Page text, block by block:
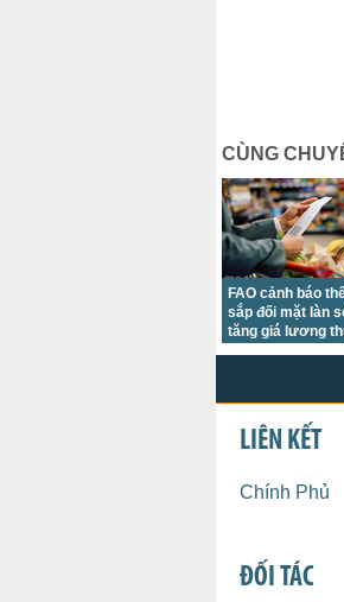
CÙNG
FAO cảnh báo
sắp đối mặt làn
tăng giá lương
LIÊN KẾT
Chính Phủ
ĐỐI TÁC